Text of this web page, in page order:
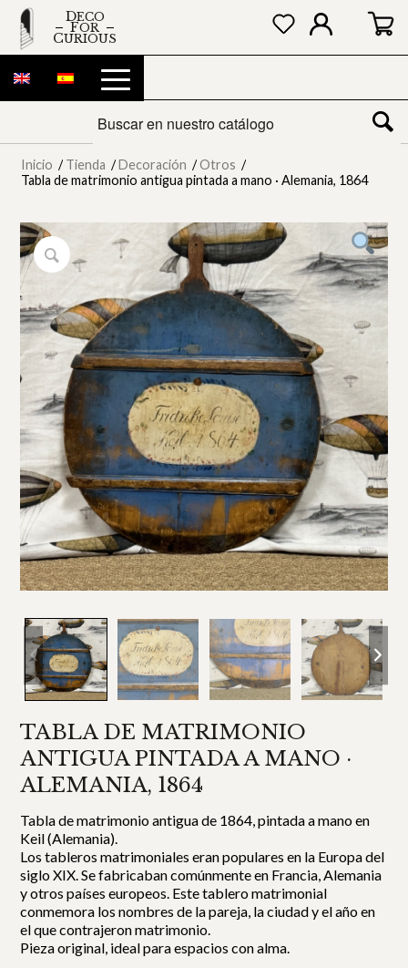
DECO
FOR
CURIOUS
Inicio / Tienda / Decoración / Otros /
Tabla de matrimonio antigua pintada a mano · Alemania, 1864
TABLA DE MATRIMONIO
ANTIGUA PINTADA A MANO ·
ALEMANIA, 1864
Tabla de matrimonio antigua de 1864, pintada a mano en
Keil (Alemania).
Los tableros matrimoniales eran populares en la Europa del
siglo XIX. Se fabricaban comúnmente en Francia, Alemania
y otros países europeos. Este tablero matrimonial
conmemora los nombres de la pareja, la ciudad y el año en
el que contrajeron matrimonio.
Pieza original, ideal para espacios con alma.